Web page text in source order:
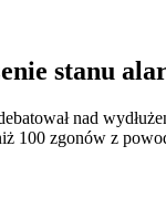
stanu
nad
100 zgonów z